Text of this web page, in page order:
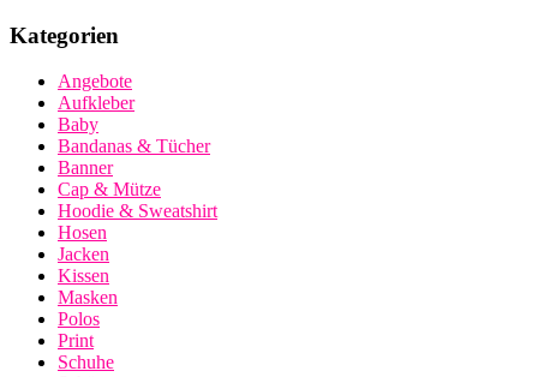
Kategorien
Angebote
Aufkleber
Baby
Bandanas & Tücher
Banner
Cap & Mütze
Hoodie & Sweatshirt
Hosen
Jacken
Kissen
Masken
Polos
Print
Schuhe